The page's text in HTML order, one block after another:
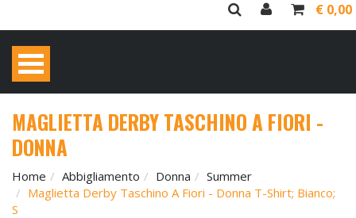
€ 0,00
MAGLIETTA DERBY TASCHINO A FIORI -
DONNA
Home Abbigliamento Donna
Summer
Maglietta Derby Taschino A Fiori - Donna T-Shirt; Bianco;
S